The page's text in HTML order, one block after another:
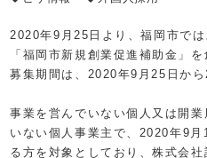
2020年9 月25 日より、福岡市で
「福岡市新規創業促進補助金」を
募集期間は、2020年9 月25 日から
事業を営んでいない個人又は開
いない個人事業主で、 2020年9 月
る方を対象としており、株式会社